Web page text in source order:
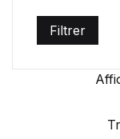
Prix min
Prix max
Filtrer